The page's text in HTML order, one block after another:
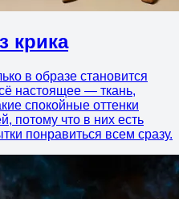
крика
в образе становится
настоящее — ткань,
спокойные оттенки
потому что в них есть
понравиться всем сразу.